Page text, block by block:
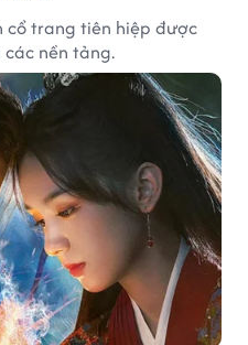
trang tiên hiệp được
nền tảng.